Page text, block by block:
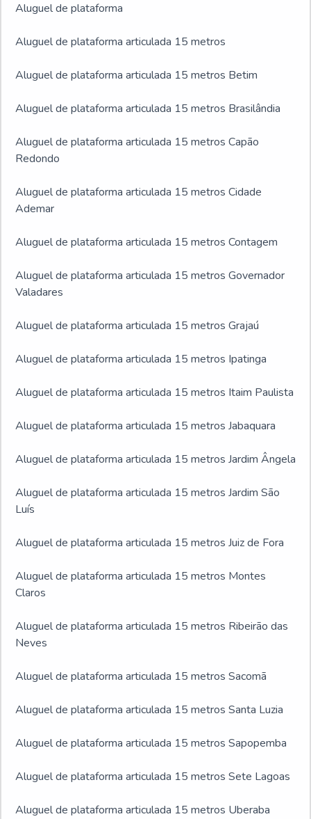
Aluguel de plataforma
Aluguel de plataforma articulada 15 metros
Aluguel de plataforma articulada 15 metros Betim
Aluguel de plataforma articulada 15 metros Brasilândia
Aluguel de plataforma articulada 15 metros Capão
Redondo
Aluguel de plataforma articulada 15 metros Cidade
Ademar
Aluguel de plataforma articulada 15 metros Contagem
Aluguel de plataforma articulada 15 metros Governador
Valadares
Aluguel de plataforma articulada 15 metros Grajaú
Aluguel de plataforma articulada 15 metros Ipatinga
Aluguel de plataforma articulada 15 metros Itaim Paulista
Aluguel de plataforma articulada 15 metros Jabaquara
Aluguel de plataforma articulada 15 metros Jardim Ângela
Aluguel de plataforma articulada 15 metros Jardim São
Luís
Aluguel de plataforma articulada 15 metros Juiz de Fora
Aluguel de plataforma articulada 15 metros Montes
Claros
Aluguel de plataforma articulada 15 metros Ribeirão das
Neves
Aluguel de plataforma articulada 15 metros Sacomã
Aluguel de plataforma articulada 15 metros Santa Luzia
Aluguel de plataforma articulada 15 metros Sapopemba
Aluguel de plataforma articulada 15 metros Sete Lagoas
Aluguel de plataforma articulada 15 metros Uberaba